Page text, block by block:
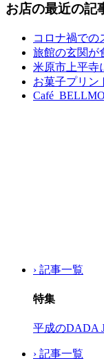
お店の最近の記
コロナ禍での
旅館の玄関が
米原市上平寺
お菓子プリン
Café BELLMO
› 記事一覧
特集
平成のDADA
› 記事一覧